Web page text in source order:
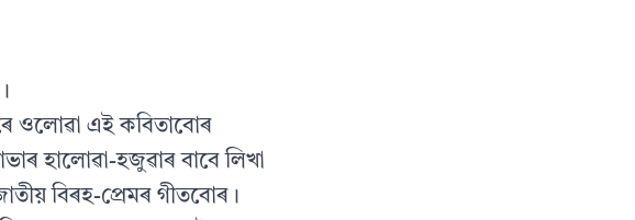
ওলোৱা এই কবিতাবোৰ
হালোৱা-হজুৱাৰ বাবে লিখা
বিৰহ-প্ৰেমৰ গীতবোৰ।